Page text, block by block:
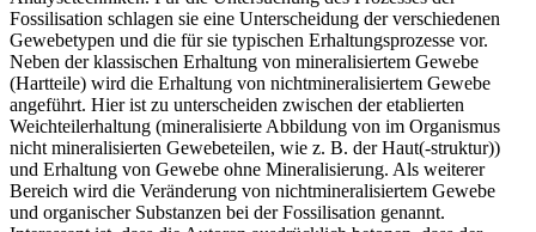
Fossilisation schlagen sie eine Unterscheidung der verschiedenen
Gewebetypen und die für sie typischen Erhaltungsprozesse vor.
Neben der klassischen Erhaltung von mineralisiertem Gewebe
(Hartteile) wird die Erhaltung von nichtmineralisiertem Gewebe
angeführt. Hier ist zu unterscheiden zwischen der etablierten
Weichteilerhaltung (mineralisierte Abbildung von im Organismus
nicht mineralisierten Gewebeteilen, wie z. B. der Haut(-struktur))
und Erhaltung von Gewebe ohne Mineralisierung. Als weiterer
Bereich wird die Veränderung von nichtmineralisiertem Gewebe
und organischer Substanzen bei der Fossilisation genannt.